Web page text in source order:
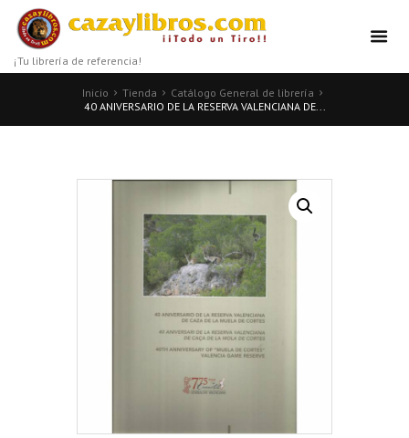
¡Tu librería de referencia!
Inicio Tienda
Catálogo General de librería
40 ANIVERSARIO DE LA RESERVA VALENCIANA DE...